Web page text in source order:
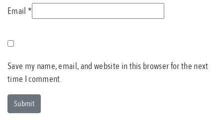
Email *
Save my name, email, and website in this browser for the next
time I comment.